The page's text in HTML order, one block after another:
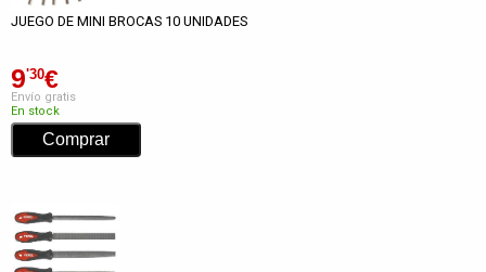
JUEGO DE MINI BROCAS 10 UNIDADES
9'30€
Envío gratis
En stock